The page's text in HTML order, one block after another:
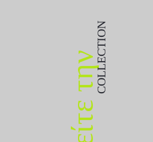
Δείτε τηνCOLLECTION